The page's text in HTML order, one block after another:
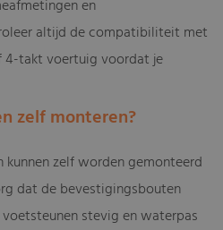
en
altijd de compatibiliteit met
4-takt voertuig voordat je
zelf monteren?
kunnen zelf worden gemonteerd
dat de bevestigingsbouten
stevig en waterpas